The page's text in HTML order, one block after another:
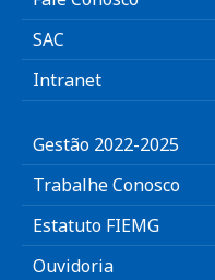
SAC
Intranet
Gestão 2022-2025
Trabalhe Conosco
Estatuto FIEMG
Ouvidoria